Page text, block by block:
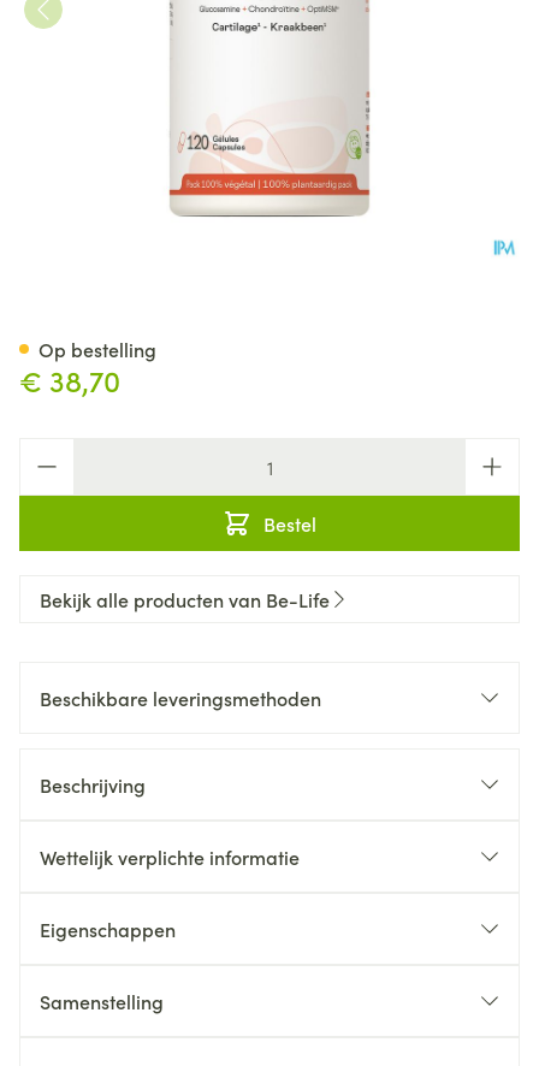
€ 38,70
Bestel
Op bestelling
Bekijk alle producten van Be-Life
Beschikbare leveringsmethoden
Beschrijving
Wettelijk verplichte informatie
Eigenschappen
Samenstelling